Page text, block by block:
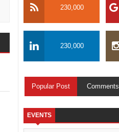
230,000
230,000
Popular Post Comments
EVENTS